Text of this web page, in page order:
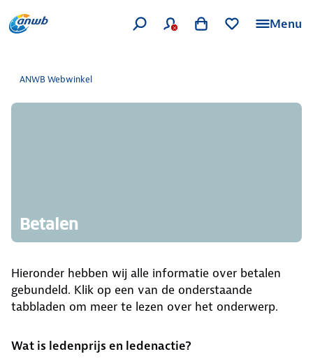
Menu
ANWB Webwinkel
Betalen
Hieronder hebben wij alle informatie over betalen
gebundeld. Klik op een van de onderstaande
tabbladen om meer te lezen over het onderwerp.
Wat is ledenprijs en ledenactie?